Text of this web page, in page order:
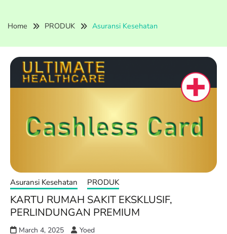
Home PRODUK Asuransi Kesehatan
Asuransi Kesehatan PRODUK
KARTU RUMAH SAKIT EKSKLUSIF,
PERLINDUNGAN PREMIUM
March 4, 2025 Yoed